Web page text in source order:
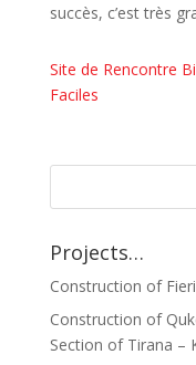
succès, c’est très
Site de Rencontre
Faciles
Projects…
Construction of
Construction of
Section of Tirana –